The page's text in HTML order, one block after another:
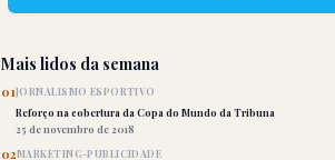
Mais lidos da semana
01JORNALISMO ESPORTIVO
Reforço na cobertura da Copa do Mundo da Tribuna
25 de novembro de 2018
02MARKETING-PUBLICIDADE